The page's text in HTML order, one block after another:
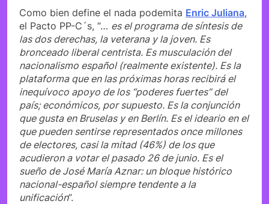
Como bien define el nada podemita Enric Juliana,
el Pacto PP-C´s, “… es el programa de síntesis de
las dos derechas, la veterana y la joven. Es
bronceado liberal centrista. Es musculación del
nacionalismo español (realmente existente). Es la
plataforma que en las próximas horas recibirá el
inequívoco apoyo de los “poderes fuertes” del
país; económicos, por supuesto. Es la conjunción
que gusta en Bruselas y en Berlín. Es el ideario en el
que pueden sentirse representados once millones
de electores, casi la mitad (46%) de los que
acudieron a votar el pasado 26 de junio. Es el
sueño de José María Aznar: un bloque histórico
nacional-español siempre tendente a la
unificación”.